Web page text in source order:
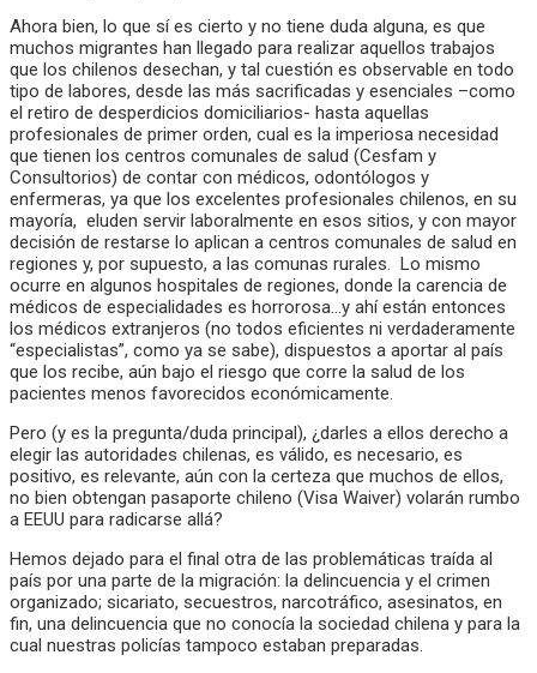
Ahora bien, lo que sí es cierto y no tiene duda alguna, es que
muchos migrantes han llegado para realizar aquellos trabajos
que los chilenos desechan, y tal cuestión es observable en todo
tipo de labores, desde las más sacrificadas y esenciales –como
el retiro de desperdicios domiciliarios- hasta aquellas
profesionales de primer orden, cual es la imperiosa necesidad
que tienen los centros comunales de salud (Cesfam y
Consultorios) de contar con médicos, odontólogos y
enfermeras, ya que los excelentes profesionales chilenos, en su
mayoría, eluden servir laboralmente en esos sitios, y con mayor
decisión de restarse lo aplican a centros comunales de salud en
regiones y, por supuesto, a las comunas rurales. Lo mismo
ocurre en algunos hospitales de regiones, donde la carencia de
médicos de especialidades es horrorosa…y ahí están entonces
los médicos extranjeros (no todos eficientes ni verdaderamente
“especialistas”, como ya se sabe), dispuestos a aportar al país
que los recibe, aún bajo el riesgo que corre la salud de los
pacientes menos favorecidos económicamente.
Pero (y es la pregunta/duda principal), ¿darles a ellos derecho a
elegir las autoridades chilenas, es válido, es necesario, es
positivo, es relevante, aún con la certeza que muchos de ellos,
no bien obtengan pasaporte chileno (Visa Waiver) volarán rumbo
a EEUU para radicarse allá?
Hemos dejado para el final otra de las problemáticas traída al
país por una parte de la migración: la delincuencia y el crimen
organizado; sicariato, secuestros, narcotráfico, asesinatos, en
fin, una delincuencia que no conocía la sociedad chilena y para la
cual nuestras policías tampoco estaban preparadas.